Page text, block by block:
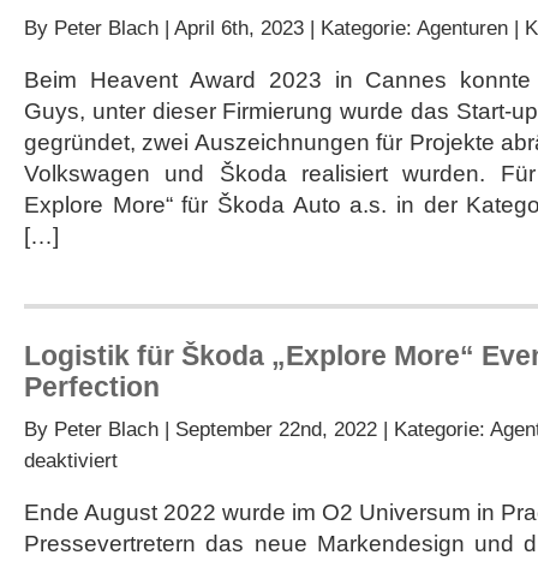
By Peter Blach | April 6th, 2023 | Kategorie: Agenturen |
Beim Heavent Award 2023 in Cannes
Guys, unter dieser Firmierung wurde das Start-
gegründet, zwei Auszeichnungen für Projekte
Volkswagen und Škoda realisiert wurden.
Explore More“ für Škoda Auto a.s. in der
[…]
Logistik für Škoda „Explore More“
Perfection
By Peter Blach | September 22nd, 2022 | Kategorie:
deaktiviertfür
Škoda
„Explore
Ende August 2022 wurde im O2 Universum in
Pressevertretern das neue Markendesign und